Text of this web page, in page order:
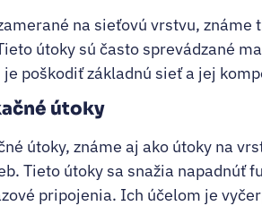
na sieťovú vrstvu,
útoky sú často sprevádzané
poškodiť základnú sieť a jej
útoky
útoky, známe aj ako útoky na
Tieto útoky sa snažia napadnúť
pripojenia. Ich účelom je